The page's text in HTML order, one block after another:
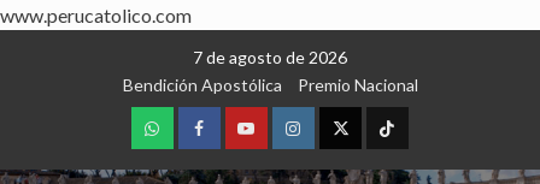
www.perucatolico.com
7 de agosto de 2026
Bendición Apostólica
Premio Nacional
WhatsAppFacebookYoutubeInstagram
X TikTok